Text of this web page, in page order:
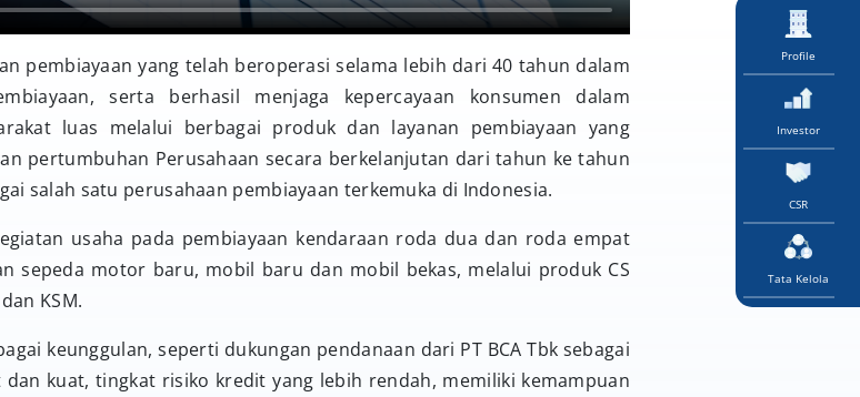
Profile
Investor
CSR
Tata Kelola
pembiayaan yang telah beroperasi selama lebih dari 40 tahun dalam
serta berhasil menjaga kepercayaan konsumen dalam
luas melalui berbagai produk dan layanan pembiayaan yang
pertumbuhan Perusahaan secara berkelanjutan dari tahun ke tahun
salah satu perusahaan pembiayaan terkemuka di Indonesia.
usaha pada pembiayaan kendaraan roda dua dan roda empat
sepeda motor baru, mobil baru dan mobil bekas, melalui produk CS
KSM.
keunggulan, seperti dukungan pendanaan dari PT BCA Tbk sebagai
kuat, tingkat risiko kredit yang lebih rendah, memiliki kemampuan